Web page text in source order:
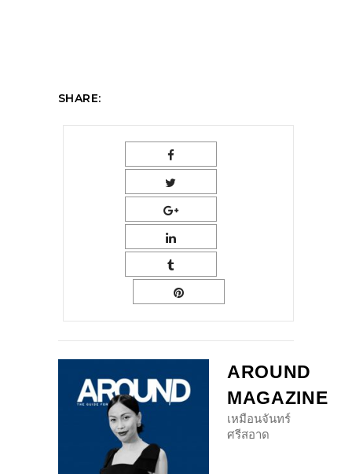
SHARE:
AROUND
MAGAZINE
เหมือนจันทร์
ศรีสอาด